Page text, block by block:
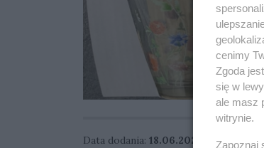
Data dodania: 18.06.2025 12:03
cenimy
Zgoda
się w
ale masz
witrynie.
Zapoznaj